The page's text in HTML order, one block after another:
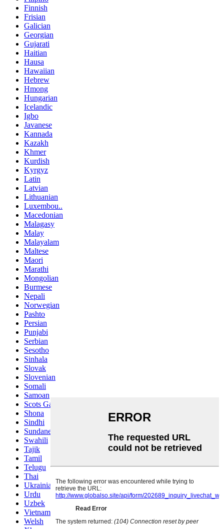
Finnish
Frisian
Galician
Georgian
Gujarati
Haitian
Hausa
Hawaiian
Hebrew
Hmong
Hungarian
Icelandic
Igbo
Javanese
Kannada
Kazakh
Khmer
Kurdish
Kyrgyz
Latin
Latvian
Lithuanian
Luxembou..
Macedonian
Malagasy
Malay
Malayalam
Maltese
Maori
Marathi
Mongolian
Burmese
Nepali
Norwegian
Pashto
Persian
Punjabi
Serbian
Sesotho
Sinhala
Slovak
Slovenian
Somali
Samoan
Scots Gaelic
Shona
Sindhi
Sundanese
Swahili
Tajik
Tamil
Telugu
Thai
Ukrainian
Urdu
Uzbek
Vietnamese
Welsh